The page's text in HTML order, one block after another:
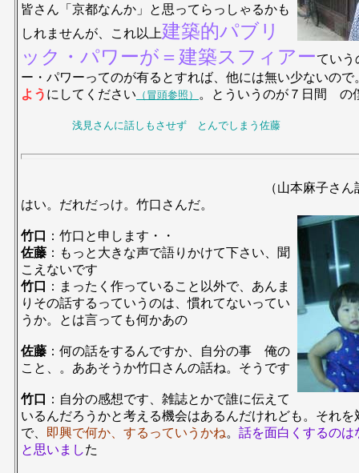
皆さん「京都なんか」と思ってらっしゃるかも
しれませんが、これ以上建築的パブリ
ック・パワーが＝建築スフィアーていう
ー・パワーってのが有るとすれば、他には無い少ないので
よう にしてください （冒頭参照） 。とういうのが７日間 の
浅見さんに話しもさせず とんでしまう佐藤
（山本麻子さん記録
はい。だれだっけ。竹口さんだ。
竹口
：竹口と申します・・
佐藤 ：もっと大きな声で語りかけて下さい、聞
こえないです
竹口
：まったく作っていること以外で、あんま
りその話するっていうのは、慣れてないってい
うか。とは言っても何かあの
佐藤 ：何の話をするんですか、自分の事 俺の
こと、。ああそうか竹口さんの話ね。そうです
竹口
：自分の感想です、雑誌とかで誰に伝えて
いるんだろうかと考える機会はあるんだけれども。それ
で、
即興で何か、するっていうかね。 話を面白くするのは
と思いました